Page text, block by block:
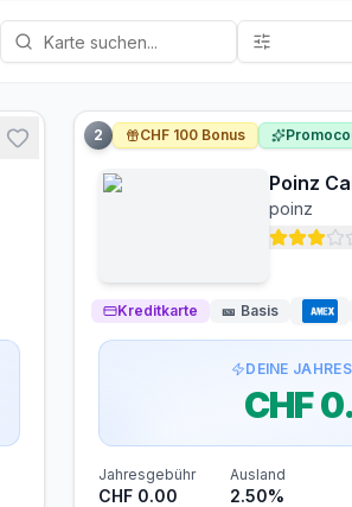
Poinz
poinz
Kreditkarte 🎫 Basis
2 CHF 100 Bonus
DEINE
CHF
Jahresgebühr
CHF 0.00
Ausland
2.50%